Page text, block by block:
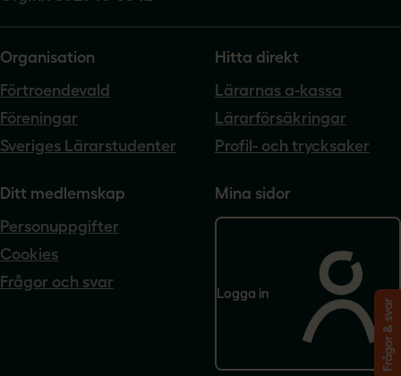
Organisation
Förtroendevald
Föreningar
Sveriges Lärarstudenter
Hitta direkt
Lärarnas a-kassa
Lärarförsäkringar
Profil- och trycksaker
Ditt medlemskap
Personuppgifter
Cookies
Frågor och svar
Mina sidor
Logga in
Frågor & svar